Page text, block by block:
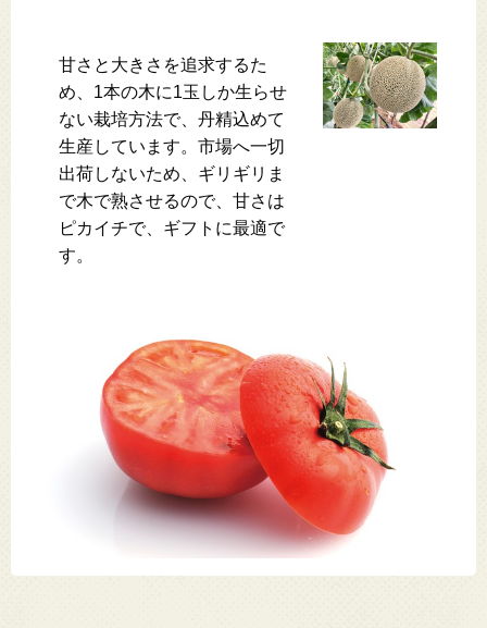
甘さと大きさを追求するた
め、1本の木に1玉しか生らせ
ない栽培方法で、丹精込めて
生産しています。市場へ一切
出荷しないため、ギリギリま
で木で熟させるので、甘さは
ピカイチで、ギフトに最適で
す。